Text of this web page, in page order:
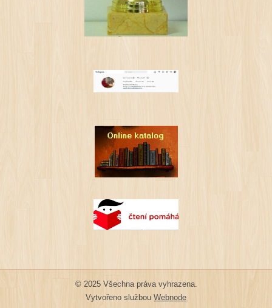
© 2025 Všechna práva vyhrazena.
Vytvořeno službou Webnode